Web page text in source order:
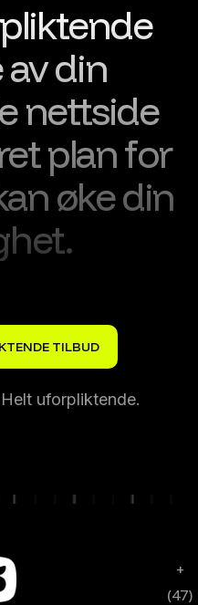
av din
nettside
plan for
øke din
uforpliktende.
+
(47)